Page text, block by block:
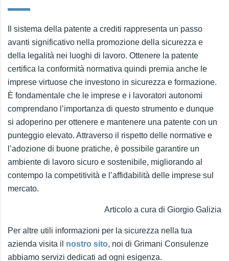
Il sistema della patente a crediti rappresenta un passo
avanti significativo nella promozione della sicurezza e
della legalità nei luoghi di lavoro. Ottenere la patente
certifica la conformità normativa quindi premia anche le
imprese virtuose che investono in sicurezza e formazione.
È fondamentale che le imprese e i lavoratori autonomi
comprendano l’importanza di questo strumento e dunque
si adoperino per ottenere e mantenere una patente con un
punteggio elevato. Attraverso il rispetto delle normative e
l’adozione di buone pratiche, è possibile garantire un
ambiente di lavoro sicuro e sostenibile, migliorando al
contempo la competitività e l’affidabilità delle imprese sul
mercato.
Articolo a cura di Giorgio Galizia
Per altre utili informazioni per la sicurezza nella tua
azienda visita il nostro sito, noi di Grimani Consulenze
abbiamo servizi dedicati ad ogni esigenza.